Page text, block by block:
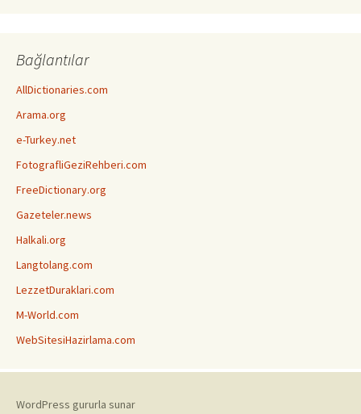
Bağlantılar
AllDictionaries.com
Arama.org
e-Turkey.net
FotografliGeziRehberi.com
FreeDictionary.org
Gazeteler.news
Halkali.org
Langtolang.com
LezzetDuraklari.com
M-World.com
WebSitesiHazirlama.com
WordPress gururla sunar